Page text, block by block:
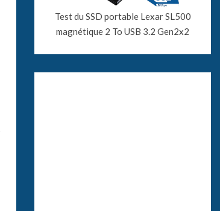
Test du SSD portable Lexar SL500
magnétique 2 To USB 3.2 Gen2x2